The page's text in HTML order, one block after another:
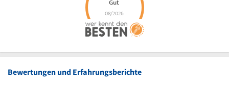
Bewertungen und Erfahrungsberichte